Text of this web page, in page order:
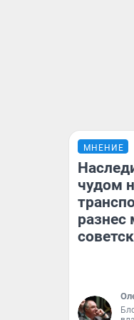
МНЕНИЕ
чудом
разнес